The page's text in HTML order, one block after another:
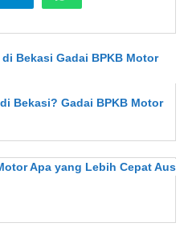
Bekasi? Gadai BPKB Motor